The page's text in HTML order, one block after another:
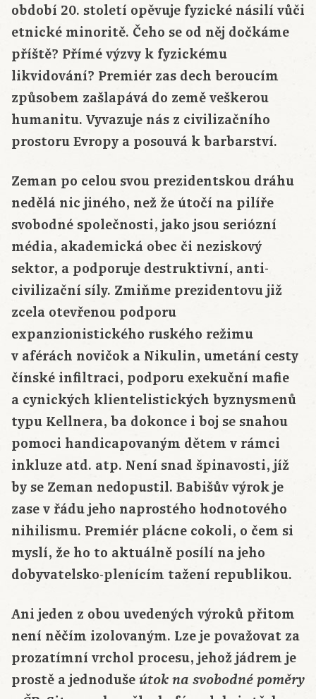
období 20. století opěvuje fyzické násilí vůči
etnické minoritě. Čeho se od něj dočkáme
příště? Přímé výzvy k fyzickému
likvidování? Premiér zas dech beroucím
způsobem zašlapává do země veškerou
humanitu. Vyvazuje nás z civilizačního
prostoru Evropy a posouvá k barbarství.
Zeman po celou svou prezidentskou dráhu
nedělá nic jiného, než že útočí na pilíře
svobodné společnosti, jako jsou seriózní
média, akademická obec či neziskový
sektor, a podporuje destruktivní, anti-
civilizační síly. Zmiňme prezidentovu již
zcela otevřenou podporu
expanzionistického ruského režimu
v aférách novičok a Nikulin, umetání cesty
čínské infiltraci, podporu exekuční mafie
a cynických klientelistických byznysmenů
typu Kellnera, ba dokonce i boj se snahou
pomoci handicapovaným dětem v rámci
inkluze atd. atp. Není snad špinavosti, jíž
by se Zeman nedopustil. Babišův výrok je
zase v řádu jeho naprostého hodnotového
nihilismu. Premiér plácne cokoli, o čem si
myslí, že ho to aktuálně posílí na jeho
dobyvatelsko-plenícím tažení republikou.
Ani jeden z obou uvedených výroků přitom
není něčím izolovaným. Lze je považovat za
prozatímní vrchol procesu, jehož jádrem je
prostě a jednoduše útok na svobodné poměry